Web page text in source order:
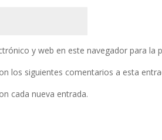
y web en este navegador para la
los siguientes comentarios a esta
cada nueva entrada.